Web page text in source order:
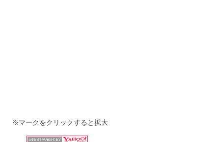
※マークをクリックすると拡大